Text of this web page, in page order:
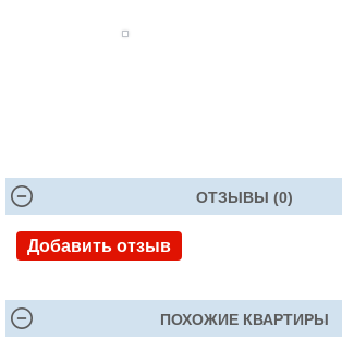
ОТЗЫВЫ (0)
Добавить отзыв
ПОХОЖИЕ КВАРТИРЫ